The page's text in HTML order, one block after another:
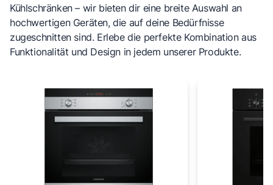
Kühlschränken – wir bieten dir eine breite Auswahl an
hochwertigen Geräten, die auf deine Bedürfnisse
zugeschnitten sind. Erlebe die perfekte Kombination aus
Funktionalität und Design in jedem unserer Produkte.